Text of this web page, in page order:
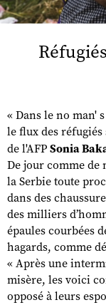
« Dans le no man'
le flux des
de l'AFP Sonia
De jour comme
la Serbie toute
dans des
des milliers
épaules courbées
hagards, comme
« Après une
misère, les voici
opposé à leurs